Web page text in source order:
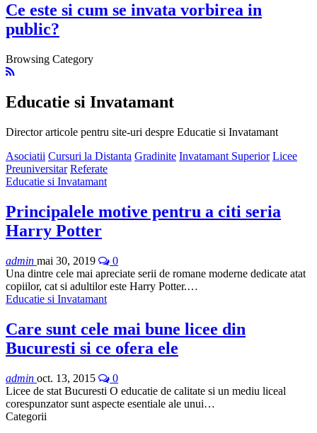
Ce este si cum se invata vorbirea in
public?
Browsing Category
Educatie si Invatamant
Director articole pentru site-uri despre Educatie si Invatamant
Asociatii Cursuri la Distanta Gradinite Invatamant Superior Licee
Preuniversitar Referate
Educatie si Invatamant
Principalele motive pentru a citi seria
Harry Potter
admin mai 30, 2019
0
Una dintre cele mai apreciate serii de romane moderne dedicate atat
copiilor, cat si adultilor este Harry Potter.…
Educatie si Invatamant
Care sunt cele mai bune licee din
Bucuresti si ce ofera ele
admin oct. 13, 2015
0
Licee de stat Bucuresti O educatie de calitate si un mediu liceal
corespunzator sunt aspecte esentiale ale unui…
Categorii